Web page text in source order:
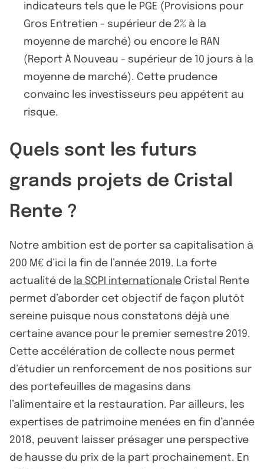
indicateurs tels que le PGE (Provisions pour
Gros Entretien - supérieur de 2% à la
moyenne de marché) ou encore le RAN
(Report À Nouveau - supérieur de 10 jours à la
moyenne de marché). Cette prudence
convainc les investisseurs peu appétent au
risque.
Quels sont les futurs
grands projets de Cristal
Rente ?
Notre ambition est de porter sa capitalisation à
200 M€ d’ici la fin de l’année 2019. La forte
actualité de la SCPI internationale Cristal Rente
permet d’aborder cet objectif de façon plutôt
sereine puisque nous constatons déjà une
certaine avance pour le premier semestre 2019.
Cette accélération de collecte nous permet
d’étudier un renforcement de nos positions sur
des portefeuilles de magasins dans
l’alimentaire et la restauration. Par ailleurs, les
expertises de patrimoine menées en fin d’année
2018, peuvent laisser présager une perspective
de hausse du prix de la part prochainement. En